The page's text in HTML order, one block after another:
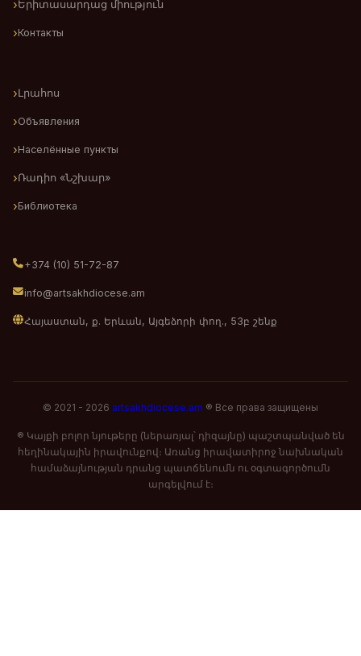
Երիտասարդաց միություն
Контакты
Լրահոս
Объявления
Населённые пункты
Ռադիո «Նշխար»
Библиотека
+374 (10) 51-72-87
info@artsakhdiocese.am
Հայաստան, ք. Երևան, Այգեձորի փող., 53բ շենք
© 2021 - 2026 artsakhdiocese.am ® Все права защищены
® Կայքի բոլոր նյութերը (ներառյալ՝ դիզայնը) պաշտպանված են
հեղինակային իրավունքով։ Առանց իրավատիրոջ նախնական
համաձայնության դրանց պատճենումն ու օգտագործումն
արգելվում է։